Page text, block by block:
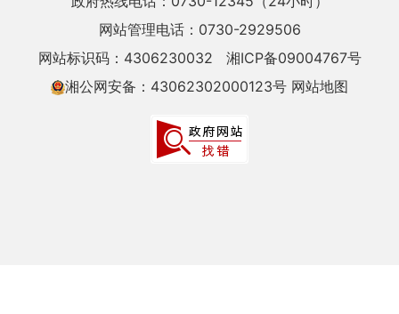
网站管理电话：0730-2929506
网站标识码：4306230032
湘ICP备09004767号
湘公网安备：43062302000123号 网站地图